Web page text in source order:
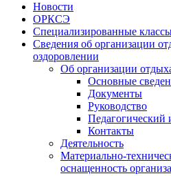
Новости
ОРКСЭ
Специализированные
Сведения об организации
оздоровлении
Об организации
Основные
Документы
Руководство
Педагогический
Контакты
Деятельность
Материально-
оснащенность